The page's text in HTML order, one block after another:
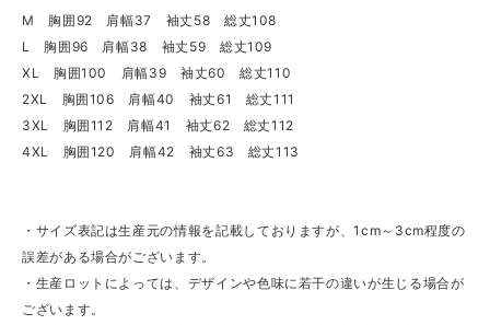
M 胸囲92 肩幅37 袖丈58 総丈108
L 胸囲96 肩幅38 袖丈59 総丈109
XL 胸囲100 肩幅39 袖丈60 総丈110
2XL 胸囲106 肩幅40 袖丈61 総丈111
3XL 胸囲112 肩幅41 袖丈62 総丈112
4XL 胸囲120 肩幅42 袖丈63 総丈113
・サイズ表記は生産元の情報を記載しておりますが、1cm～3cm程度の
誤差がある場合がございます。
・生産ロットによっては、デザインや色味に若干の違いが生じる場合が
ございます。